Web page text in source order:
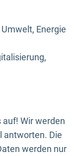
Energie
Wir werden
antworten. Die
werden nur